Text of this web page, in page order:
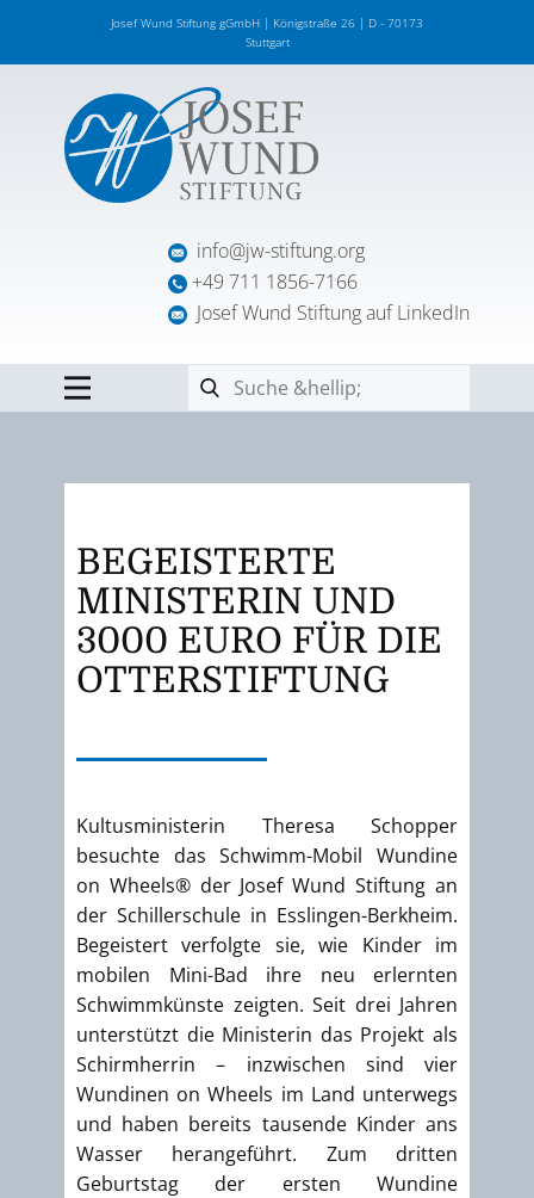
Josef Wund Stiftung gGmbH | Königstraße 26 | D - 70173
Stuttgart
info@jw-stiftung.org
+49 711 1856-7166
Josef Wund Stiftung auf LinkedIn
BEGEISTERTE
MINISTERIN UND
3000 EURO FÜR DIE
OTTERSTIFTUNG
Kultusministerin Theresa Schopper
besuchte das Schwimm-Mobil Wundine
on Wheels® der Josef Wund Stiftung an
der Schillerschule in Esslingen-Berkheim.
Begeistert verfolgte sie, wie Kinder im
mobilen Mini-Bad ihre neu erlernten
Schwimmkünste zeigten. Seit drei Jahren
unterstützt die Ministerin das Projekt als
Schirmherrin – inzwischen sind vier
Wundinen on Wheels im Land unterwegs
und haben bereits tausende Kinder ans
Wasser herangeführt. Zum dritten
Geburtstag der ersten Wundine